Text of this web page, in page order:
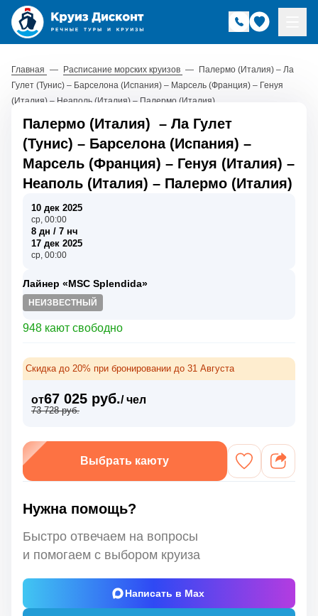
Главная — Расписание морских круизов — Палермо (Италия) – Ла
Гулет (Тунис) – Барселона (Испания) – Марсель (Франция) – Генуя
(Италия) – Неаполь (Италия) – Палермо (Италия)
Палермо (Италия) – Ла Гулет
(Тунис) – Барселона (Испания) –
Марсель (Франция) – Генуя (Италия) –
Неаполь (Италия) – Палермо (Италия)
10 дек 2025
ср, 00:00
8 дн / 7 нч
17 дек 2025
ср, 00:00
Лайнер «MSC Splendida»
НЕИЗВЕСТНЫЙ
948 кают свободно
Скидка до 20% при бронировании до 31 Августа
от67 025 руб./ чел
73 728 руб.
Выбрать каюту
Нужна помощь?
Быстро отвечаем на вопросы
и помогаем с выбором круиза
Написать в Max